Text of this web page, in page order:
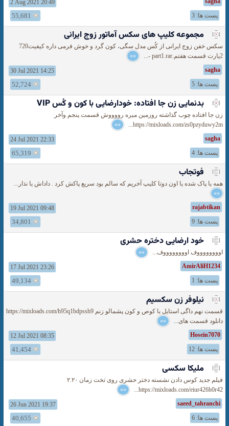
2 Aug 2021 20:49
پست ها: 3
55,681
مجموعه کلیپ های سکس آماتور زوج ایرانی
سکس خفن زوج ایرانی از کُس مدل سگی، کون گرد و خوش فرمی داره کیفیت720
2پارت قسمت هفتم.part1.rar -...
»»
sagha
30 Jul 2021 14:25
پست ها: 5
52,724
بدنمایی زن جا افتاده: خودارضایی با کون و کُس VIP
زن جا افتاده چوب گذاشته روزمین میره رووووش قسمت پنجم وآخر
https://mixloads.com/zs0pzyduwy2m...
»»
sagha
24 Jul 2021 22:33
پست ها: 4
65,319
فوتجاب
همه یا پاک شده یا اون دوتا کلیپ آخریم که سالم بود سریع پاکش کرد . داداش یا نذار...
»»
rajabtikan
19 Jul 2021 09:48
پست ها: 9
34,801
خود ارضایی دختره حشری
اووووووووف اووووووووف... »»
AmirAliH1234
17 Jul 2021 23:26
پست ها: 1
49,134
نیلوفر زن سکسیم
قسمت نهم داگی استایل با کوص و کون پشمالو زنم https://mixloads.com/h95q1bdpssh9
دانلود قسمت های... »»
Hosein7070
12 Jul 2021 08:35
پست ها: 12
41,454
ملیکا سکسی
فیلم جدید کوس دادن نشسته دختر حشری روی تخت زمان ۲.۲۰
https://mixloads.com/eiur426h0r42...
»»
saeed_tahranchi
26 Jun 2021 19:37
پست ها: 6
40,655